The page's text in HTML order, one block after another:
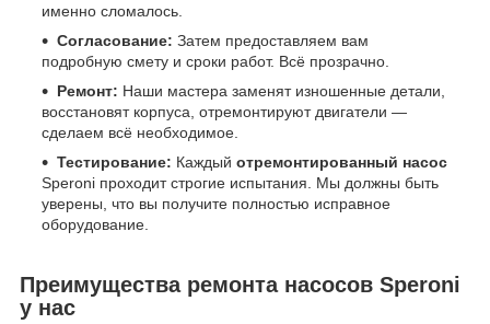
именно сломалось.
Согласование: Затем предоставляем вам
подробную смету и сроки работ. Всё прозрачно.
Ремонт: Наши мастера заменят изношенные детали,
восстановят корпуса, отремонтируют двигатели —
сделаем всё необходимое.
Тестирование: Каждый отремонтированный насос
Speroni проходит строгие испытания. Мы должны быть
уверены, что вы получите полностью исправное
оборудование.
Преимущества ремонта насосов Speroni
у нас